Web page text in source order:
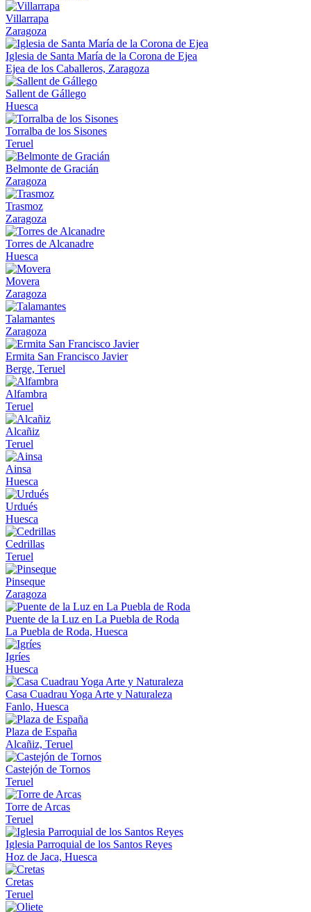
Villarrapa
Zaragoza
Iglesia de Santa María de la Corona de Ejea
Ejea de los Caballeros, Zaragoza
Sallent de Gállego
Huesca
Torralba de los Sisones
Teruel
Belmonte de Gracián
Zaragoza
Trasmoz
Zaragoza
Torres de Alcanadre
Huesca
Movera
Zaragoza
Talamantes
Zaragoza
Ermita San Francisco Javier
Berge, Teruel
Alfambra
Teruel
Alcañiz
Teruel
Ainsa
Huesca
Urdués
Huesca
Cedrillas
Teruel
Pinseque
Zaragoza
Puente de la Luz en La Puebla de Roda
La Puebla de Roda, Huesca
Igríes
Huesca
Casa Cuadrau Yoga Arte y Naturaleza
Fanlo, Huesca
Plaza de España
Alcañiz, Teruel
Castejón de Tornos
Teruel
Torre de Arcas
Teruel
Iglesia Parroquial de los Santos Reyes
Hoz de Jaca, Huesca
Cretas
Teruel